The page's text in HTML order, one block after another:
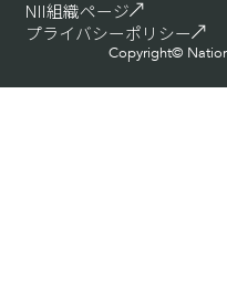
NII組織ページ
プライバシーポリシー
Copyright©